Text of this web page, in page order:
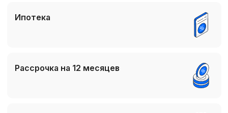
Ипотека
Рассрочка на 12 месяцев